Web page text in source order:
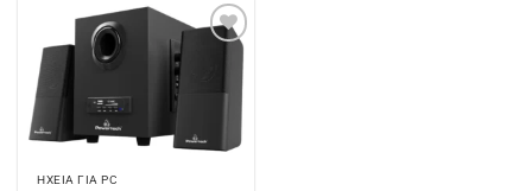
Πρόσθήκη
λίστα
επιθυμιών
ΗΧΕΙΑ ΓΙΑ PC